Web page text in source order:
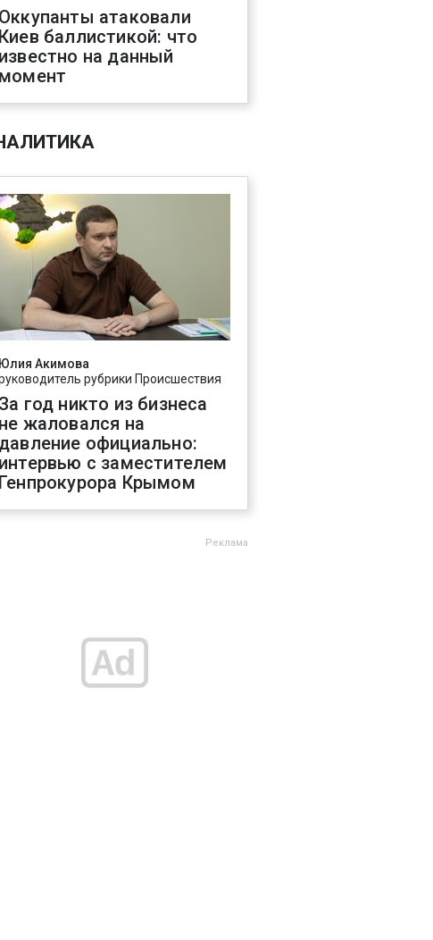
Оккупанты атаковали
Киев баллистикой: что
известно на данный
момент
Юлия Акимова
рубрики Происшествия
За год никто из бизнеса
не жаловался на
давление официально:
интервью с заместителем
Генпрокурора Крымом